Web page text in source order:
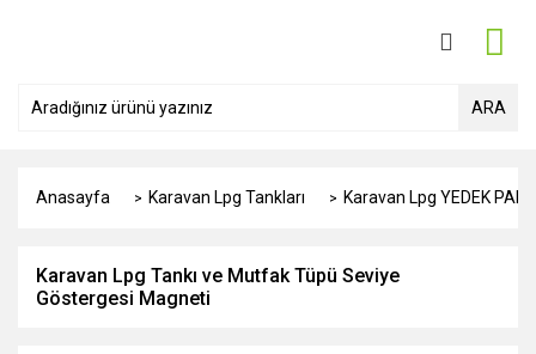
ARA
Anasayfa Karavan Lpg Tankları Karavan Lpg YEDEK
Karavan Lpg Tankı ve Mutfak Tüpü Seviye
Göstergesi Magneti